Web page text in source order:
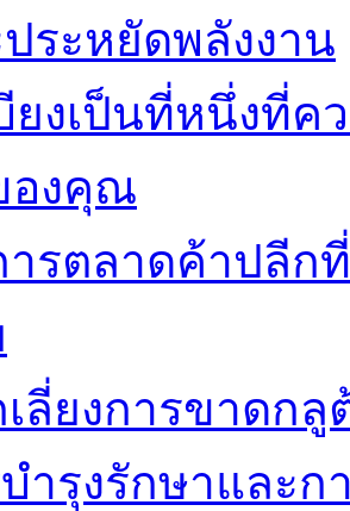
ระหยัดพลังงาน
ยงเป็นที่หนึ่งที่ค
องคุณ
รตลาดค้าปลีก
ลี่ยงการขาดก
ำรุงรักษาและ